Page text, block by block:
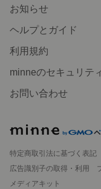
お知らせ
ヘルプとガイド
利用規約
minneのセキュリテ
お問い合わせ
特定商取引法に基づく表記
広告識別子の取得・利用
メディアキット